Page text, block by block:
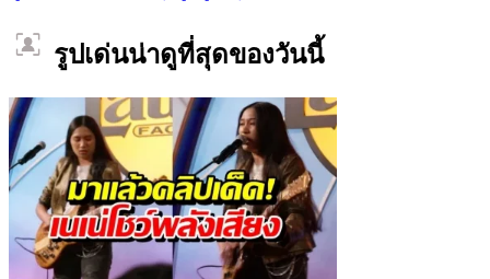
รูปเด่นน่าดูที่สุดของวันนี้